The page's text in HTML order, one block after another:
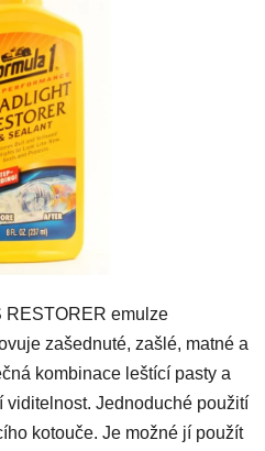
RESTORER emulze
zašednuté, zašlé, matné a
kombinace leštící pasty a
viditelnost. Jednoduché použití
kotouče. Je možné jí použít